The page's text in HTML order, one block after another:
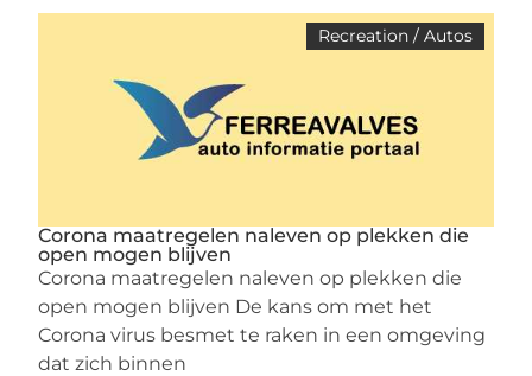
Recreation / Autos
Corona maatregelen naleven op plekken die
open mogen blijven
Corona maatregelen naleven op plekken die
open mogen blijven De kans om met het
Corona virus besmet te raken in een omgeving
dat zich binnen